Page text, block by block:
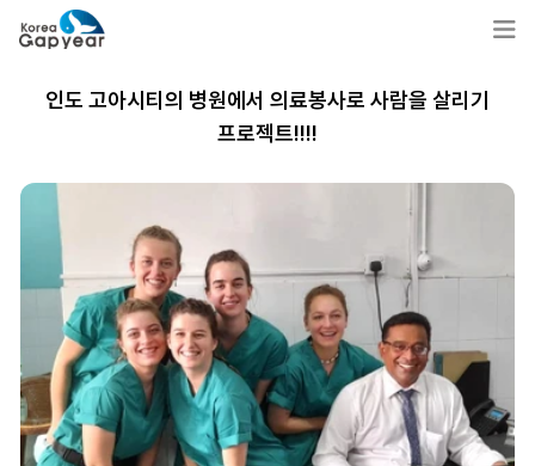
인도 고아시티의 병원에서 의료봉사로 사람을 살리기
프로젝트!!!!